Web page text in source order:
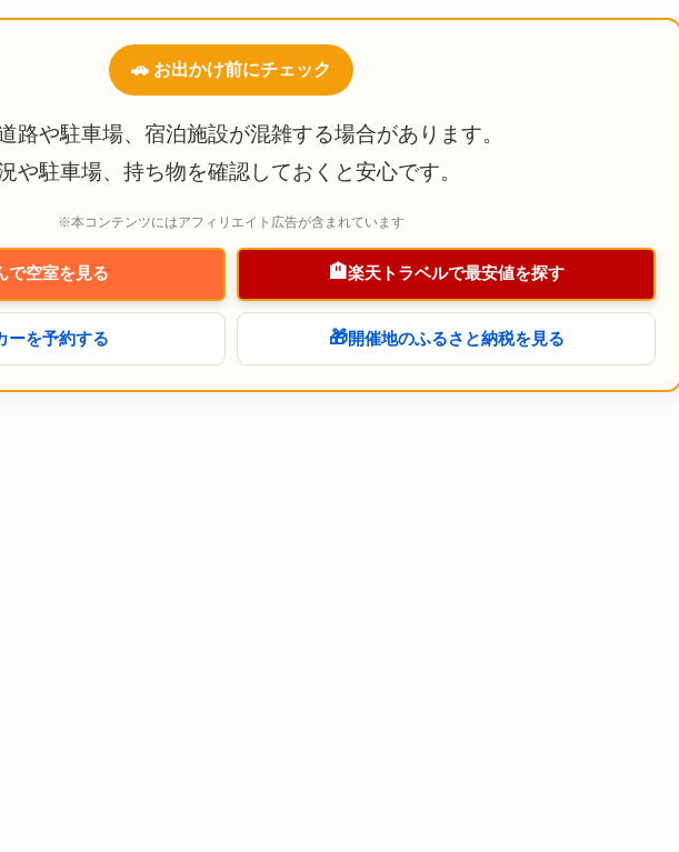
🚗 お出かけ前にチェック
路や駐車場、宿泊施設が混雑する場合があります。
や駐車場、持ち物を確認しておくと安心です。
※本コンテンツにはアフィリエイト広告が含まれています
で空室を見る 🏨楽天トラベルで最安値を探す
ーを予約する 🎁開催地のふるさと納税を見る